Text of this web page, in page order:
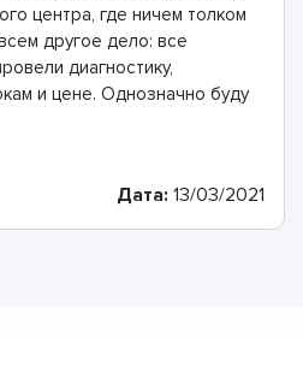
центра, где ничем толком
другое дело: все
диагностику,
и цене. Однозначно буду
Дата: 13/03/2021